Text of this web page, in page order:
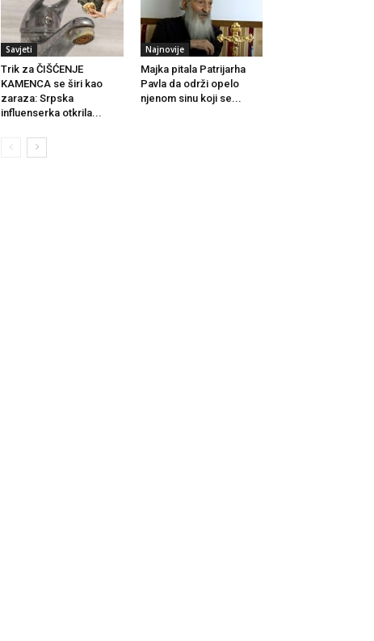
Savjeti
Trik za ČIŠĆENJE
KAMENCA se širi kao
zaraza: Srpska
influenserka otkrila...
Najnovije
Majka pitala Patrijarha
Pavla da održi opelo
njenom sinu koji se...